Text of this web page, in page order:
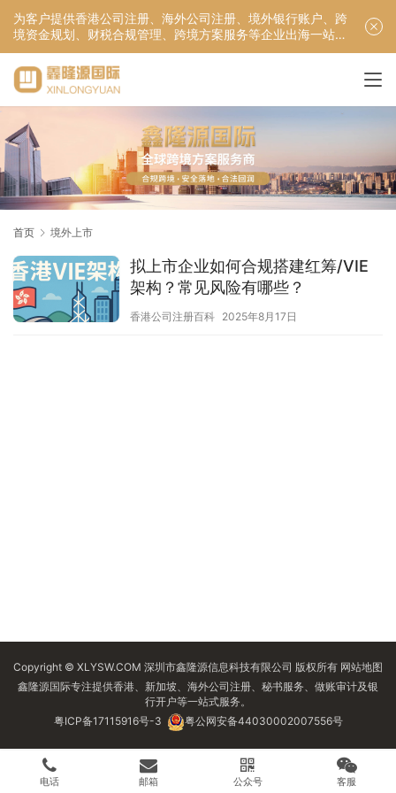
为客户提供香港公司注册、海外公司注册、境外银行账户、跨
境资金规划、财税合规管理、跨境方案服务等企业出海一站式
服务！
首页 境外上市
拟上市企业如何合规搭建红筹/VIE
架构？常见风险有哪些？
香港公司注册百科 2025年8月17日
Copyright © XLYSW.COM 深圳市鑫隆源信息科技有限公司 版权所有 网站地图
鑫隆源国际专注提供香港、新加坡、海外公司注册、秘书服务、做账审计及银
行开户等一站式服务。
粤ICP备17115916号-3
粤公网安备44030002007556号
电话 邮箱 公众号 客服